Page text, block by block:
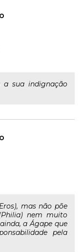
a sua indignação
mas não põe
nem muito
a Ágape que
pela